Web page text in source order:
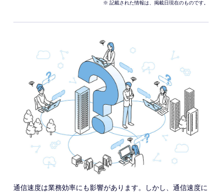
※ 記載された情報は、掲載日現在のものです。
通信速度は業務効率にも影響があります。しかし、通信速度に